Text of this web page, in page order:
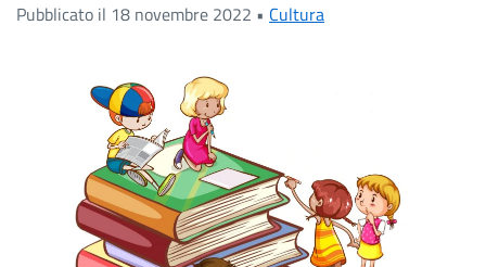
Pubblicato il 18 novembre 2022 • Cultura